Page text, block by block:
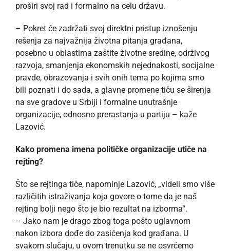
proširi svoj rad i formalno na celu državu.
– Pokret će zadržati svoj direktni pristup iznošenju
rešenja za najvažnija životna pitanja građana,
posebno u oblastima zaštite životne sredine, održivog
razvoja, smanjenja ekonomskih nejednakosti, socijalne
pravde, obrazovanja i svih onih tema po kojima smo
bili poznati i do sada, a glavne promene tiču se širenja
na sve gradove u Srbiji i formalne unutrašnje
organizacije, odnosno prerastanja u partiju – kaže
Lazović.
Kako promena imena političke organizacije utiče na
rejting?
Što se rejtinga tiče, napominje Lazović, „videli smo više
različitih istraživanja koja govore o tome da je naš
rejting bolji nego što je bio rezultat na izborma“.
– Jako nam je drago zbog toga pošto uglavnom
nakon izbora dođe do zasićenja kod građana. U
svakom slučaju, u ovom trenutku se ne osvrćemo